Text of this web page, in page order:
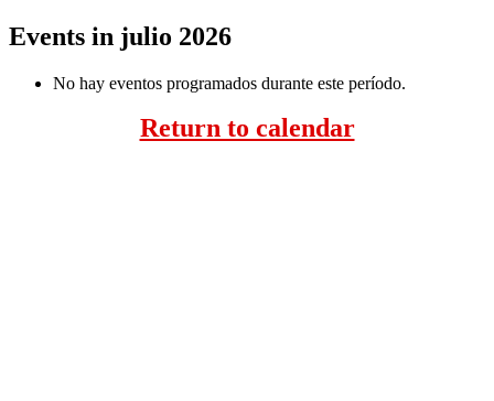
Events in julio 2026
No hay eventos programados durante este período.
Return to calendar